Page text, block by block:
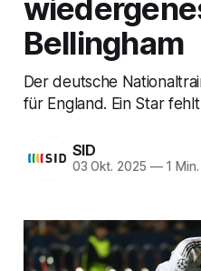
Bellingham
Der deutsche
für England. Ein Star
SID
03 Okt. 2025 —1